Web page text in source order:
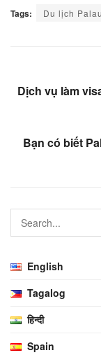
Tags: Du lịch Palau
Dịch vụ làm
Bạn có biết
English
Tagalog
हिन्दी
Spain